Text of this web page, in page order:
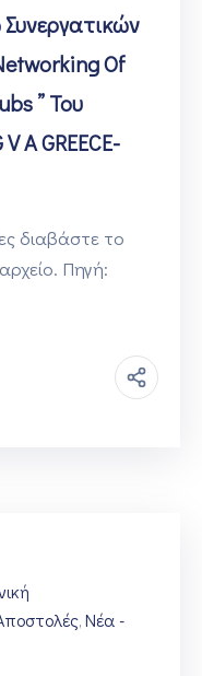
Of
” Του
A GREECE-
διαβάστε το
Πηγή:
‚ Νέα -